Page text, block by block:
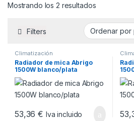
Mostrando los 2 resultadosOrdenado
Filters
Climatización
Radiador de mica Abrigo
1500W blanco/plata
53,36€ Iva incluido